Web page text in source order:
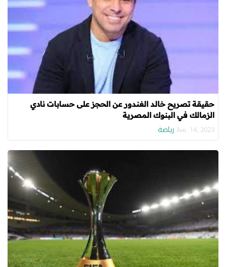
حقيقة تصريح خالد الغندور عن الحجز على حسابات نادي
الزمالك في البنوك المصرية
Jun. 14, 2023 رياضة